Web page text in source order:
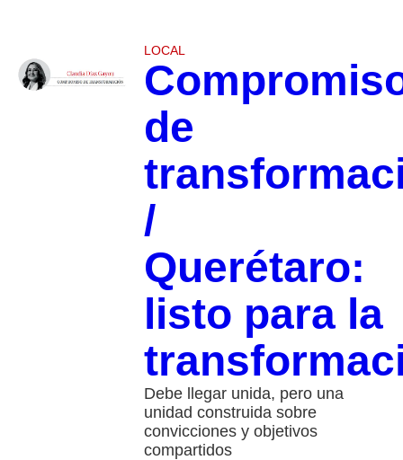
LOCAL
de
/
Querétaro:
listo para la
Debe llegar unida, pero una
unidad construida sobre
convicciones y objetivos
compartidos